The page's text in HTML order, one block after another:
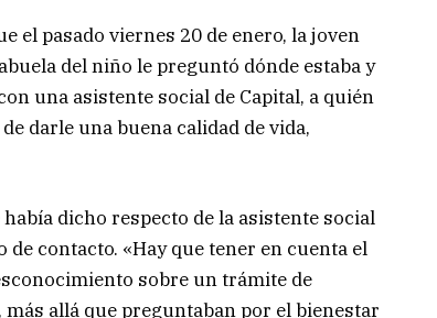
el pasado viernes 20 de enero, la joven
del niño le preguntó dónde estaba y
una asistente social de Capital, a quién
darle una buena calidad de vida,
dicho respecto de la asistente social
contacto. «Hay que tener en cuenta el
sobre un trámite de
allá que preguntaban por el bienestar